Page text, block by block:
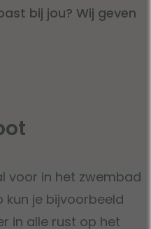
bij jou? Wij geven
voor in het zwembad
kun je bijvoorbeeld
in alle rust op het